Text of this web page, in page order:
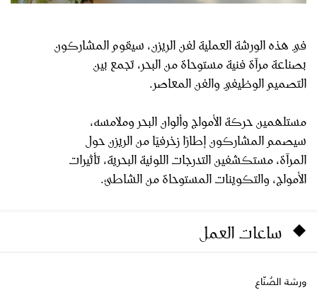
في هذه الورشة العملية لفن الريزن، سيقوم المشاركون
بصناعة مرآة فنية مستوحاة من البحر، تجمع بين
التصميم الوظيفي والفن المعاصر.
مستلهمين حركة الأمواج وألوان البحر وملامسه،
سيصمم المشاركون إطارًا زخرفيًا من الريزن حول
المرآة، مستكشفين التدرجات اللونية البحرية، تأثيرات
الأمواج، والتكوينات المستوحاة من الشاطئ.
ساعات العمل
ورشة الصُنّاع